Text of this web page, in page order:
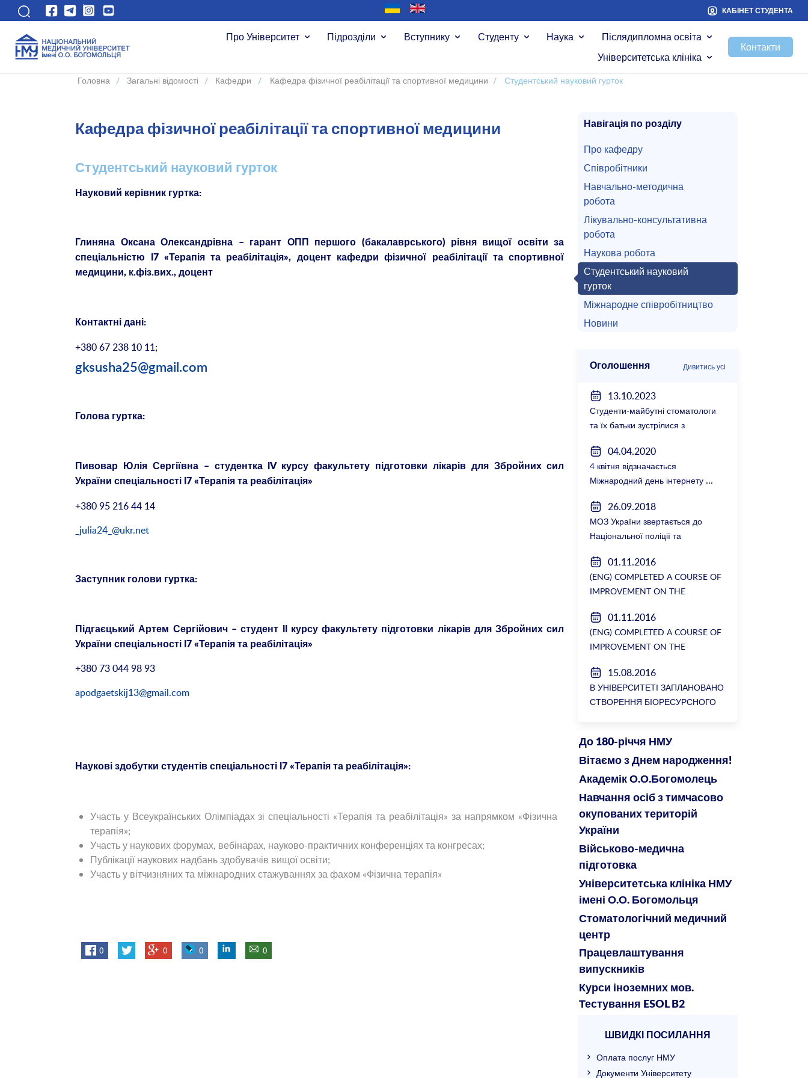
КАБІНЕТ СТУДЕНТА
Про Університет Підрозділи Вступнику Студенту Наука
Післядипломна освіта
Університетська клініка
Контакти
Головна / Загальні відомості / Кафедри / Кафедра фізичної реабілітації та спортивної медицини / Студентський науковий гурток
Кафедра фізичної реабілітації та спортивної медицини
Студентський науковий гурток
Науковий керівник гуртка:
Глиняна Оксана Олександрівна – гарант ОПП першого (бакалаврського) рівня вищої освіти за
спеціальністю І7 «Терапія та реабілітація», доцент кафедри фізичної реабілітації та спортивної
медицини, к.фіз.вих., доцент
Контактні дані:
+380 67 238 10 11;
gksusha25@gmail.com
Голова гуртка:
Пивовар Юлія Сергіївна – студентка ІVкурсу факультету підготовки лікарів для Збройних сил
України спеціальності І7 «Терапія та реабілітація»
+380 95 216 44 14
_julia24_@ukr.net
Заступник голови гуртка:
Підгаєцький Артем Сергійович – студент ІІ курсу факультету підготовки лікарів для Збройних сил
України спеціальності І7 «Терапія та реабілітація»
+380 73 044 98 93
apodgaetskij13@gmail.com
Наукові здобутки студентів спеціальності І7 «Терапія та реабілітація»:
Участь у Всеукраїнських Олімпіадах зі спеціальності «Терапія та реабілітація» за напрямком «Фізична
терапія»;
Участь у наукових форумах, вебінарах, науково-практичних конференціях та конгресах;
Публікації наукових надбань здобувачів вищої освіти;
Участь у вітчизняних та міжнародних стажуваннях за фахом «Фізична терапія»
0 0 0 0
Навігація по розділу
Про кафедру
Співробітники
Навчально-методична
робота
Лікувально-консультативна
робота
Наукова робота
Студентський науковий
гурток
Міжнародне співробітництво
Новини
Оголошення Дивитись усі
13.10.2023
Студенти-майбутні стоматологи
та їх батьки зустрілися з
04.04.2020
4 квітня відзначається
Міжнародний день інтернету
26.09.2018
МОЗ України звертається до
Національної поліції та
вимогою розслідування низки
зухвалих злочинів екс-ректорки
НМУ Катерини Амосової
01.11.2016
(ENG) COMPLETED A COURSE OF
IMPROVEMENT ON THE
SURGERY №2
01.11.2016
(ENG) COMPLETED A COURSE OF
IMPROVEMENT ON THE
SURGERY №2
15.08.2016
В УНІВЕРСИТЕТІ ЗАПЛАНОВАНО
СТВОРЕННЯ БІОРЕСУРСНОГО
До 180-річчя НМУ
Вітаємо з Днем народження!
Академік О.О.Богомолець
Навчання осіб з тимчасово
окупованих територій
України
Військово-медична
підготовка
Університетська клініка НМУ
імені О.О. Богомольця
Стоматологічний медичний
центр
Працевлаштування
випускників
Курси іноземних мов.
Тестування ESOL B2
ШВИДКІ ПОСИЛАННЯ
Оплата послуг НМУ
Документи Університету